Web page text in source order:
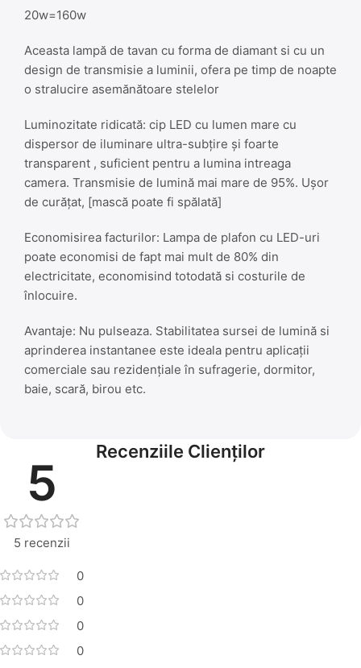
20w=160w
Aceasta lampă de tavan cu forma de diamant si cu un
design de transmisie a luminii, ofera pe timp de noapte
o stralucire asemănătoare stelelor
Luminozitate ridicată: cip LED cu lumen mare cu
dispersor de iluminare ultra-subțire și foarte
transparent , suficient pentru a lumina intreaga
camera. Transmisie de lumină mai mare de 95%. Ușor
de curățat, [mască poate fi spălată]
Economisirea facturilor: Lampa de plafon cu LED-uri
poate economisi de fapt mai mult de 80% din
electricitate, economisind totodată si costurile de
înlocuire.
Avantaje: Nu pulseaza. Stabilitatea sursei de lumină si
aprinderea instantanee este ideala pentru aplicații
comerciale sau rezidențiale în sufragerie, dormitor,
baie, scară, birou etc.
Recenziile Clienților
5
5 recenzii
0
0
0
0